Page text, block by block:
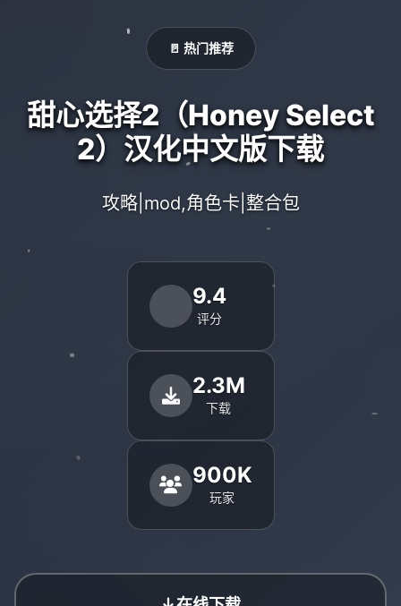
🚪 热门推荐
甜心选择2（Honey Select
2）汉化中文版下载
攻略|mod,角色卡|整合包
9.4
评分
2.3M
下载
900K
玩家